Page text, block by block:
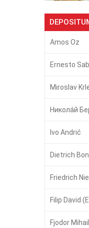
Amos Oz
Ernesto
Miroslav
Никола́й
Ivo Andrić
Dietrich
Friedrich
Filip David
Fjodor